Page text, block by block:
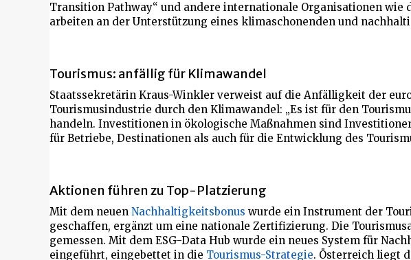
Transition Pathway“ und andere internationale Organisationen wie
arbeiten an der Unterstützung eines klimaschonenden und
Tourismus: anfällig für Klimawandel
Staatssekretärin Kraus-Winkler verweist auf die Anfälligkeit der
Tourismusindustrie durch den Klimawandel: „Es ist für den
handeln. Investitionen in ökologische Maßnahmen sind
für Betriebe, Destinationen als auch für die Entwicklung des
Aktionen führen zu Top-Platzierung
Mit dem neuen Nachhaltigkeitsbonus wurde ein Instrument der
geschaffen, ergänzt um eine nationale Zertifizierung. Die
gemessen. Mit dem ESG-Data Hub wurde ein neues System für
eingeführt, eingebettet in die Tourismus-Strategie. Österreich liegt